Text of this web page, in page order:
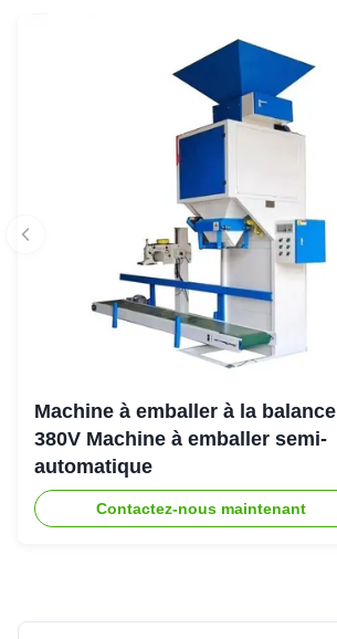
Machine à emballer à la balance
380V Machine à emballer semi-
automatique
Contactez-nous maintenant